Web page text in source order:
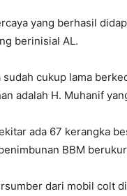
yang berhasil
berinisial AL.
cukup lama
adalah H. Muhanif
ada 67 kerangka
BBM
dari mobil colt